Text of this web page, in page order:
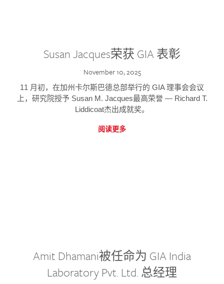
Susan Jacques荣获 GIA 表彰
November 10, 2025
11 月初，在加州卡尔斯巴德总部举行的 GIA 理事会会议
上，研究院授予 Susan M. Jacques最高荣誉 — Richard T.
Liddicoat杰出成就奖。
阅读更多
Amit Dhamani被任命为 GIA India
Laboratory Pvt. Ltd. 总经理